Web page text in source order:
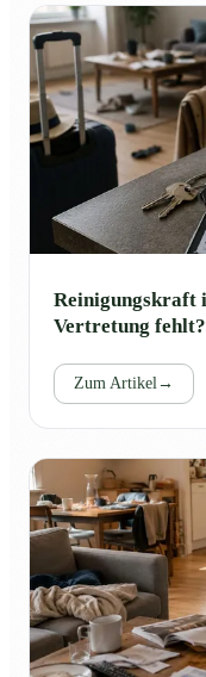
Reinigungskraft
Vertretung fehlt?
Zum Artikel→